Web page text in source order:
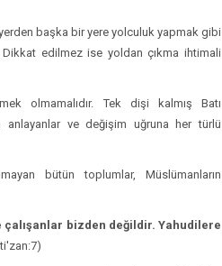
yerden başka bir yere yolculuk yapmak gibi
edilmez ise yoldan çıkma ihtimali
olmamalıdır. Tek dişi kalmış Batı
anlayanlar ve değişim uğruna her türlü
bütün toplumlar, Müslümanların
çalışanlar bizden değildir. Yahudilere